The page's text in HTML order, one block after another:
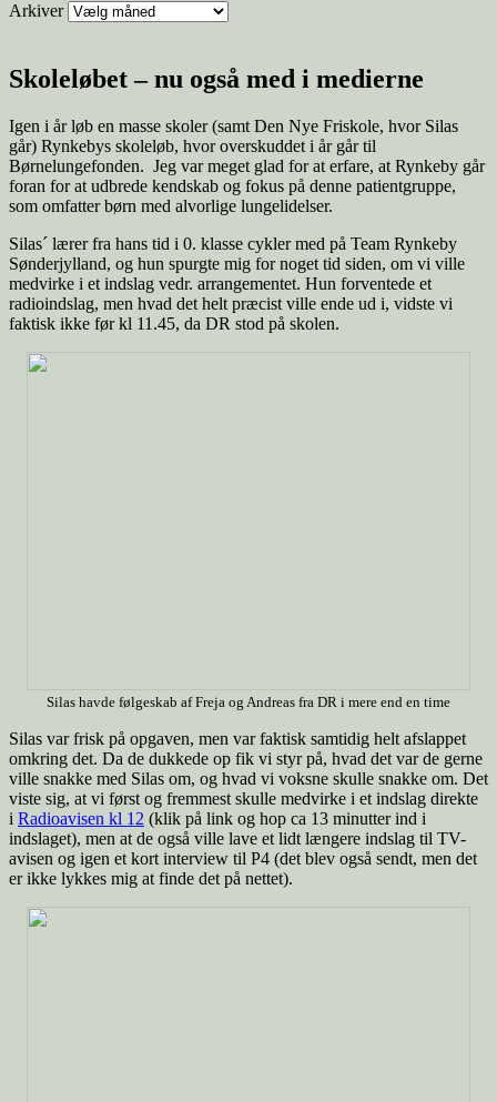
Arkiver
Skoleløbet – nu også med i medierne
Igen i år løb en masse skoler (samt Den Nye Friskole, hvor Silas
går) Rynkebys skoleløb, hvor overskuddet i år går til
Børnelungefonden. Jeg var meget glad for at erfare, at Rynkeby går
foran for at udbrede kendskab og fokus på denne patientgruppe,
som omfatter børn med alvorlige lungelidelser.
Silas´ lærer fra hans tid i 0. klasse cykler med på Team Rynkeby
Sønderjylland, og hun spurgte mig for noget tid siden, om vi ville
medvirke i et indslag vedr. arrangementet. Hun forventede et
radioindslag, men hvad det helt præcist ville ende ud i, vidste vi
faktisk ikke før kl 11.45, da DR stod på skolen.
Silas havde følgeskab af Freja og Andreas fra DR i mere end en time
Silas var frisk på opgaven, men var faktisk samtidig helt afslappet
omkring det. Da de dukkede op fik vi styr på, hvad det var de gerne
ville snakke med Silas om, og hvad vi voksne skulle snakke om. Det
viste sig, at vi først og fremmest skulle medvirke i et indslag direkte
i Radioavisen kl 12 (klik på link og hop ca 13 minutter ind i
indslaget), men at de også ville lave et lidt længere indslag til TV-
avisen og igen et kort interview til P4 (det blev også sendt, men det
er ikke lykkes mig at finde det på nettet).